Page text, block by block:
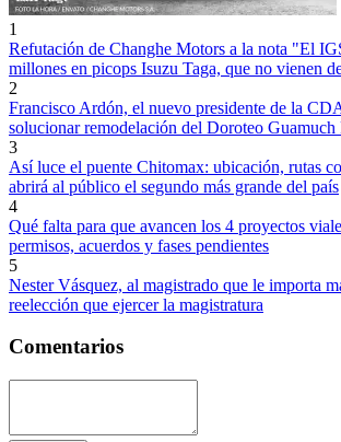
1
Refutación de Changhe Motors a la nota "El
millones en picops Isuzu Taga, que no vienen
2
Francisco Ardón, el nuevo presidente de la
solucionar remodelación del Doroteo Guamuch
3
Así luce el puente Chitomax: ubicación, rutas
abrirá al público el segundo más grande del país
4
Qué falta para que avancen los 4 proyectos
permisos, acuerdos y fases pendientes
5
Nester Vásquez, al magistrado que le importa
reelección que ejercer la magistratura
Comentarios